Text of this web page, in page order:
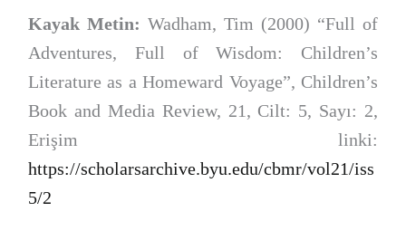
Kayak Metin: Wadham, Tim (2000) “Full of
Adventures, Full of Wisdom: Children’s
Literature as a Homeward Voyage”, Children’s
Book and Media Review, 21, Cilt: 5, Sayı: 2,
Erişim linki:
https://scholarsarchive.byu.edu/cbmr/vol21/iss
5/2